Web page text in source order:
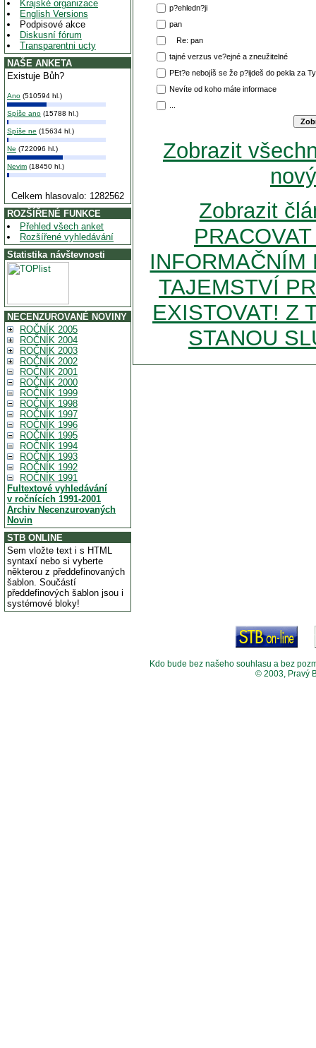
Krajské organizace
English Versions
Podpisové akce
Diskusní fórum
Transparentni ucty
NAŠE ANKETA
Existuje Bůh?
Ano (510594 hl.)
Spíše ano (15788 hl.)
Spíše ne (15634 hl.)
Ne (722096 hl.)
Nevim (18450 hl.)
Celkem hlasovalo: 1282562
ROZŠÍŘENÉ FUNKCE
Přehled všech anket
Rozšířené vyhledávání
Statistika návštevnosti
NECENZUROVANÉ NOVINY
ROČNÍK 2005
ROČNÍK 2004
ROČNÍK 2003
ROČNÍK 2002
ROČNÍK 2001
ROČNÍK 2000
ROČNÍK 1999
ROČNÍK 1998
ROČNÍK 1997
ROČNÍK 1996
ROČNÍK 1995
ROČNÍK 1994
ROČNÍK 1993
ROČNÍK 1992
ROČNÍK 1991
Fultextové vyhledávání
v ročnících 1991-2001
Archiv Necenzurovaných
Novin
STB ONLINE
Sem vložte text i s HTML
syntaxí nebo si vyberte
některou z předdefinovaných
šablon. Součástí
předdefinových šablon jsou i
systémové bloky!
p?ehledn?ji
pan
Re: pan
tajné verzus ve?ejné a zneužitelné
PEt?e nebojíš se že p?ijdeš do pekla za
Nevíte od koho máte informace
Zobrazit
Zobrazit
INFORMAČNÍM
TAJEMSTVÍ
EXISTOVAT! Z
STANOU
Kdo bude bez našeho souhlasu a bez
© 2003, Pravý